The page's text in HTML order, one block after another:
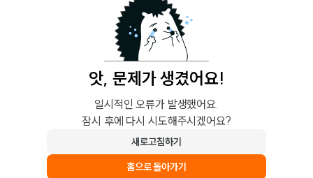
앗, 문제가 생겼어요!
일시적인 오류가 발생했어요.
잠시 후에 다시 시도해주시겠어요?
새로고침하기
홈으로 돌아가기